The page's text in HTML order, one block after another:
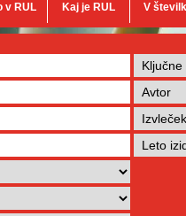
v RUL Kaj je RUL V